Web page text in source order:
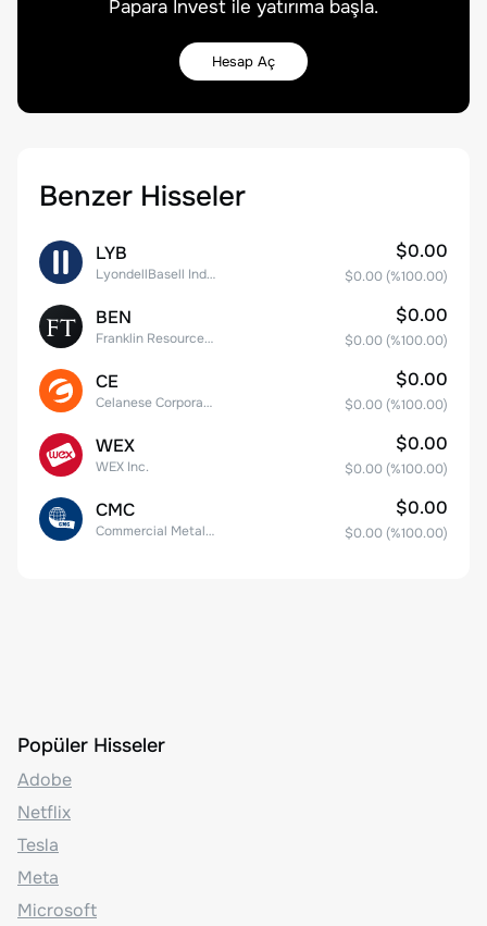
Papara Invest ile yatırıma başla.
Hesap Aç
Benzer Hisseler
LYB
LyondellBasell Industries N.V. Class A
$0.00
$0.00 (%100.00)
BEN
Franklin Resources, Inc.
$0.00
$0.00 (%100.00)
CE
Celanese Corporation Common Stock
$0.00
$0.00 (%100.00)
WEX
WEX Inc.
$0.00
$0.00 (%100.00)
CMC
Commercial Metals Company
$0.00
$0.00 (%100.00)
Popüler Hisseler
Adobe
Netflix
Tesla
Meta
Microsoft